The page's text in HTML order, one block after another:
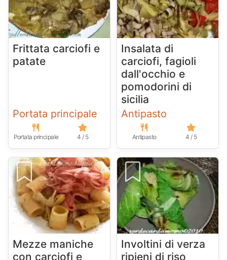
Frittata carciofi e
patate
Portata principale
Portata principale 4 / 5
Insalata di
carciofi, fagioli
dall'occhio e
pomodorini di
sicilia
Antipasto
Antipasto 4 / 5
Mezze maniche
con carciofi e
Involtini di verza
ripieni di riso